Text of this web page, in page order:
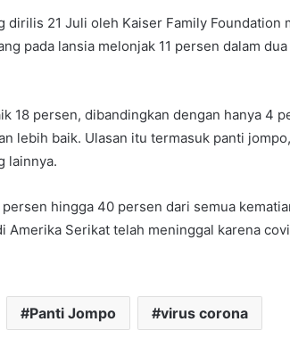
21 Juli oleh Kaiser Family Foundation
pada lansia melonjak 11 persen dalam
18 persen, dibandingkan dengan hanya 4
lebih baik. Ulasan itu termasuk panti
lainnya.
hingga 40 persen dari semua
Amerika Serikat telah meninggal karena
Panti Jompo virus corona